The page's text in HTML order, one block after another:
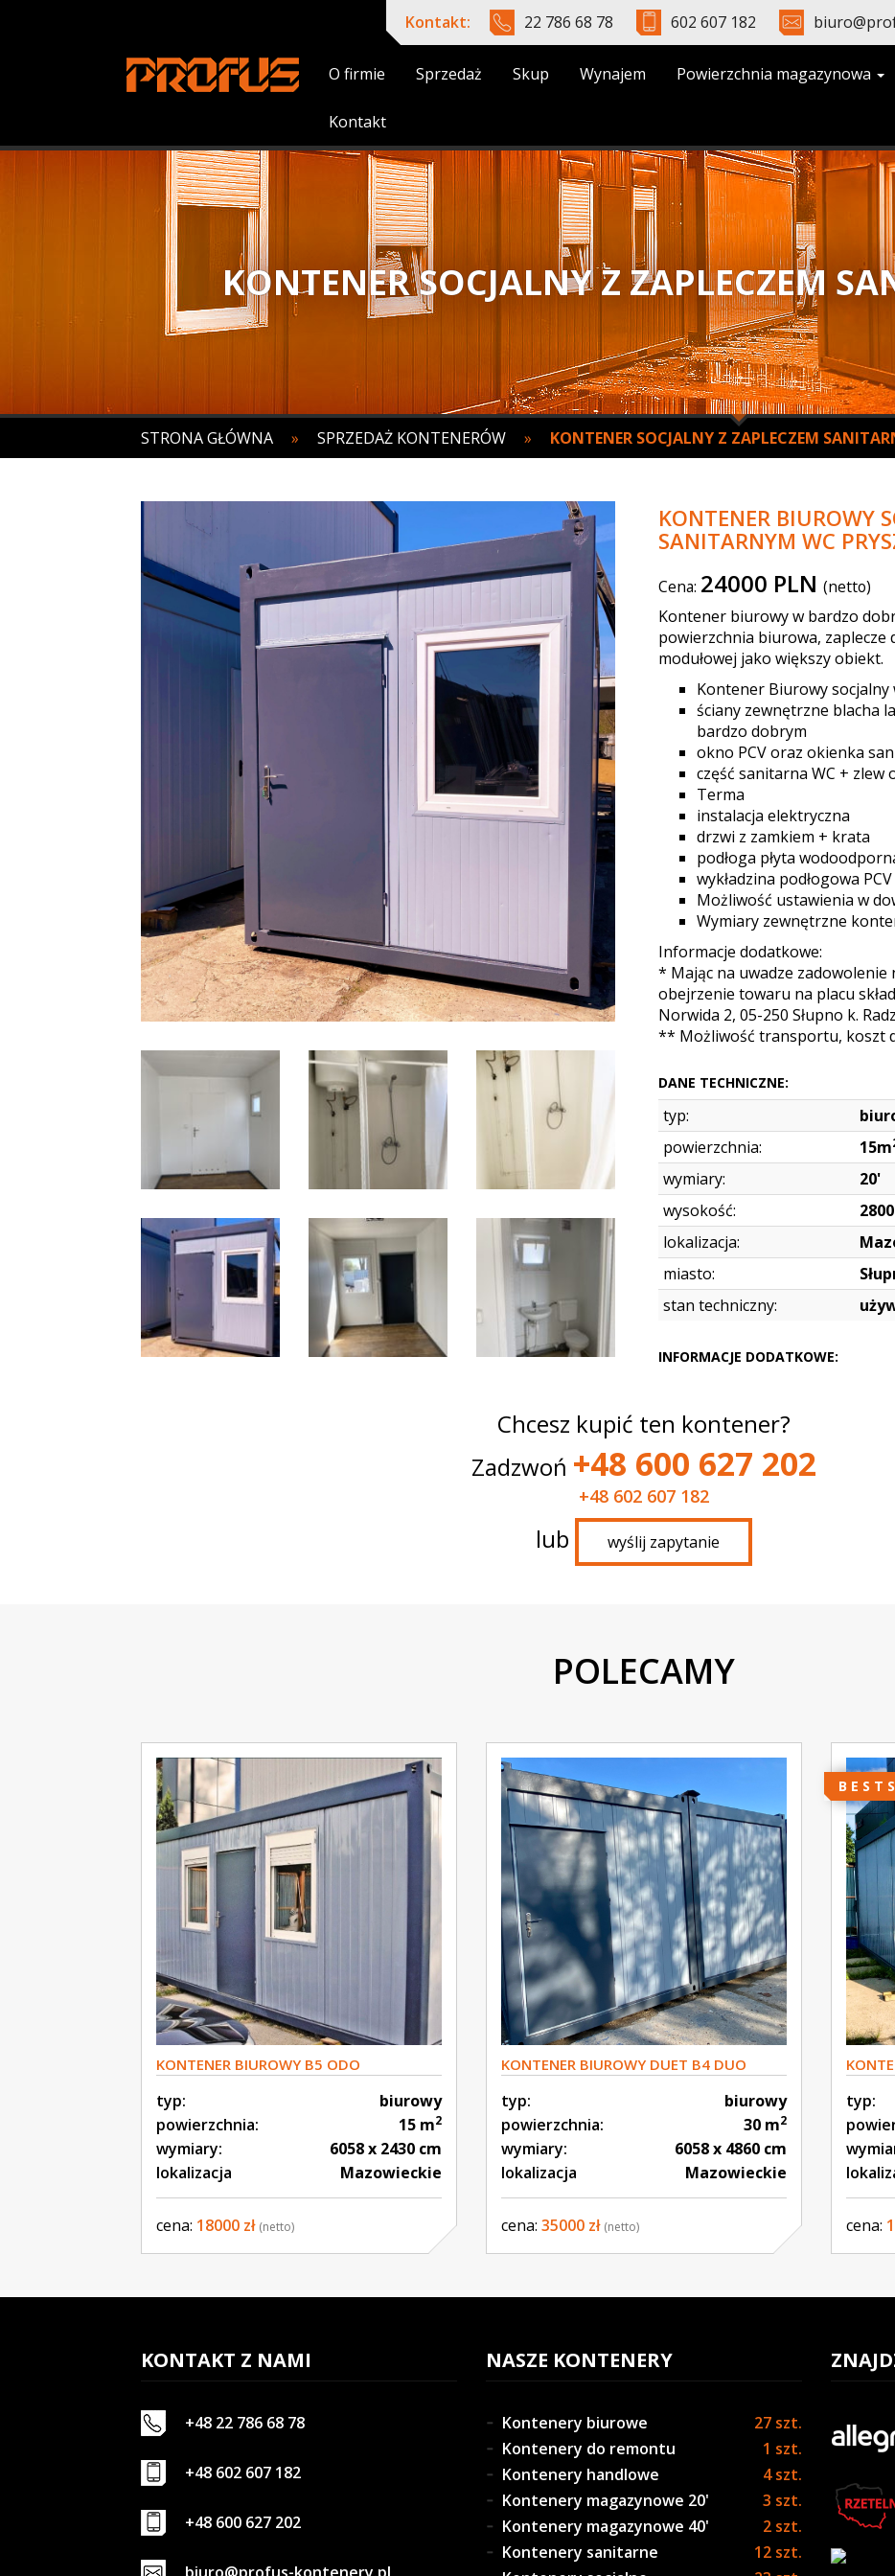
Kontakt: 22 786 68 78 602 607 182
O firmie Sprzedaż Skup Wynajem Powierzchnia magazynowa
Kontakt
KONTENER SOCJALNY Z ZAPLECZEM
STRONA GŁÓWNA » SPRZEDAŻ KONTENERÓW » KONTENER SOCJALNY Z ZAPLECZEM
KONTENER BIUROWY
SANITARNYM WC
Cena: 24000 PLN (netto)
Kontener biurowy w bardzo
powierzchnia biurowa,
modułowej jako większy obiekt.
Kontener Biurowy socjalny
ściany zewnętrzne blacha
bardzo dobrym
okno PCV oraz okienka
część sanitarna WC + zlew
Terma
instalacja elektryczna
drzwi z zamkiem + krata
podłoga płyta
wykładzina podłogowa PCV
Możliwość ustawienia w
Wymiary zewnętrzne
Informacje dodatkowe:
* Mając na uwadze
obejrzenie towaru na placu
Norwida 2, 05-250 Słupno k.
** Możliwość transportu, koszt
DANE TECHNICZNE:
typ:
powierzchnia:
15m
wymiary:
20'
wysokość:
2800
lokalizacja:
miasto:
stan techniczny:
INFORMACJE DODATKOWE:
Chcesz kupić ten kontener?
Zadzwoń +48 600 627 202
+48 602 607 182
lub wyślij zapytanie
POLECAMY
KONTENER BIUROWY B5 ODO
typ:
biurowy
powierzchnia:
15 m2
wymiary:
6058 x 2430 cm
lokalizacja
Mazowieckie
cena: 18000 zł (netto)
KONTENER BIUROWY DUET B4 DUO
typ:
biurowy
powierzchnia:
30 m2
wymiary:
6058 x 4860 cm
lokalizacja
Mazowieckie
cena: 35000 zł (netto)
typ:
cena:
KONTAKT Z NAMI
+48 22 786 68 78
+48 602 607 182
+48 600 627 202
biuro@profus-kontenery.pl
NASZE KONTENERY
Kontenery biurowe
27 szt.
Kontenery do remontu
1 szt.
Kontenery handlowe
4 szt.
Kontenery magazynowe 20'
3 szt.
Kontenery magazynowe 40'
2 szt.
Kontenery sanitarne
12 szt.